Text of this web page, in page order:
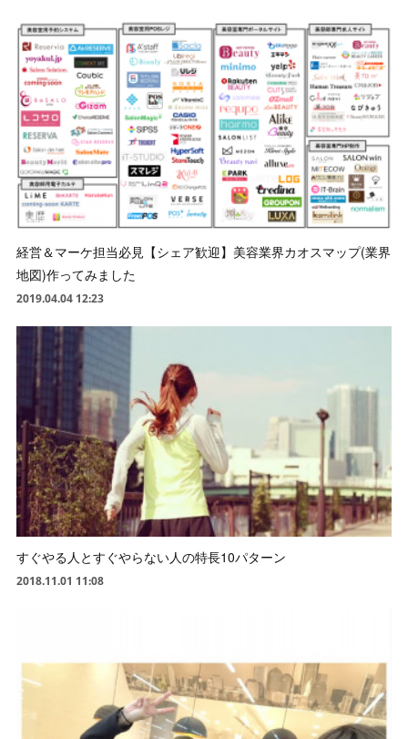
経営＆マーケ担当必見【シェア歓迎】美容業界カオスマップ(業界
地図)作ってみました
2019.04.04 12:23
すぐやる人とすぐやらない人の特長10パターン
2018.11.01 11:08